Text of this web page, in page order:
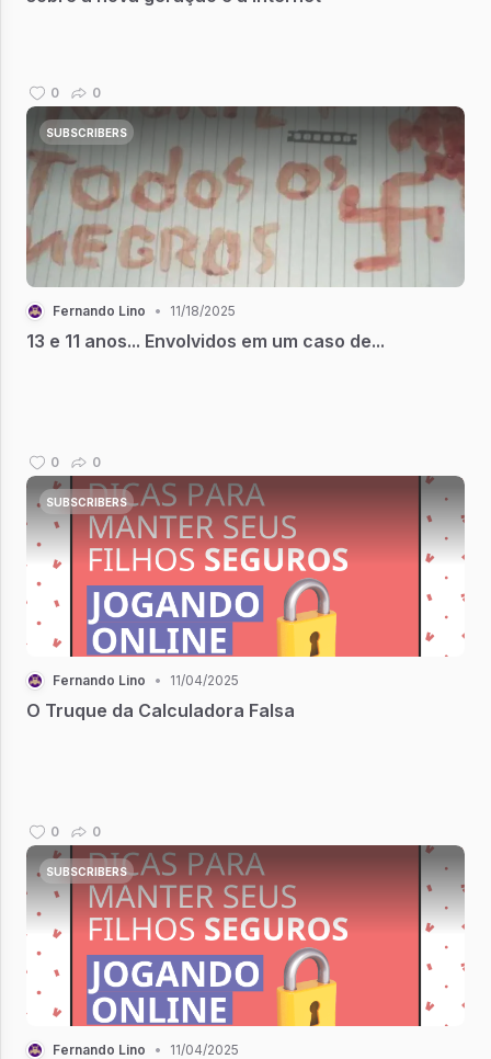
0 0
SUBSCRIBERS
Fernando Lino • 11/18/2025
13 e 11 anos... Envolvidos em um caso de...
0 0
SUBSCRIBERS
Fernando Lino • 11/04/2025
O Truque da Calculadora Falsa
0 0
SUBSCRIBERS
Fernando Lino • 11/04/2025